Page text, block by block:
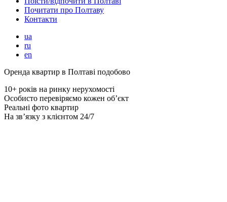
Почитати про Полтаву
Контакти
ua
ru
en
Оренда квартир в Полтаві подобово
10+ років на ринку нерухомості
Особисто перевіряємо кожен об’єкт
Реальні фото квартир
На зв’язку з клієнтом 24/7